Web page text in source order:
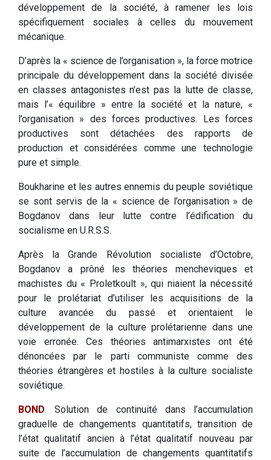
développement de la société, à ramener les lois
spécifiquement sociales à celles du mouvement
mécanique.
D’après la « science de l’organisation », la force motrice
principale du développement dans la société divisée
en classes antagonistes n’est pas la lutte de classe,
mais l’« équilibre » entre la société et la nature, «
l’organisation » des forces productives. Les forces
productives sont détachées des rapports de
production et considérées comme une technologie
pure et simple.
Boukharine et les autres ennemis du peuple soviétique
se sont servis de la « science de l’organisation » de
Bogdanov dans leur lutte contre l’édification du
socialisme en U.R.S.S.
Après la Grande Révolution socialiste d’Octobre,
Bogdanov a prôné les théories mencheviques et
machistes du « Proletkoult », qui niaient la nécessité
pour le prolétariat d’utiliser les acquisitions de la
culture avancée du passé et orientaient le
développement de la culture prolétarienne dans une
voie erronée. Ces théories antimarxistes ont été
dénoncées par le parti communiste comme des
théories étrangères et hostiles à la culture socialiste
soviétique.
BOND. Solution de continuité dans l’accumulation
graduelle de changements quantitatifs, transition de
l’état qualitatif ancien à l’état qualitatif nouveau par
suite de l’accumulation de changements quantitatifs